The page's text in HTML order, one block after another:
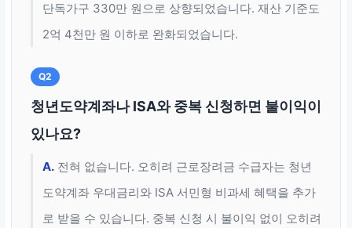
단독가구 330만 원으로 상향되었습니다. 재산 기준도
2억 4천만 원 이하로 완화되었습니다.
Q2
청년도약계좌나 ISA와 중복 신청하면 불이익이
있나요?
A. 전혀 없습니다. 오히려 근로장려금 수급자는 청년
도약계좌 우대금리와 ISA 서민형 비과세 혜택을 추가
로 받을 수 있습니다. 중복 신청 시 불이익 없이 오히려